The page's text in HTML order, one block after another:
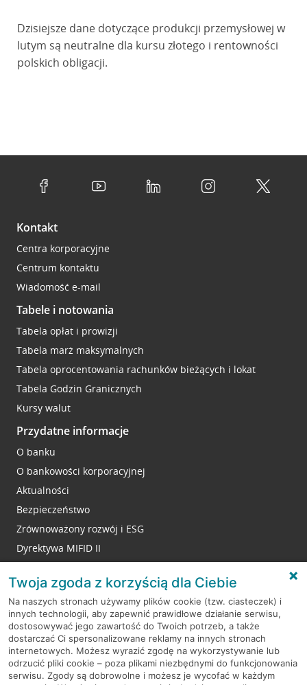
Dzisiejsze dane dotyczące produkcji przemysłowej w
lutym są neutralne dla kursu złotego i rentowności
polskich obligacji.
Kontakt
Centra korporacyjne
Centrum kontaktu
Wiadomość e-mail
Tabele i notowania
Tabela opłat i prowizji
Tabela marż maksymalnych
Tabela oprocentowania rachunków bieżących i lokat
Tabela Godzin Granicznych
Kursy walut
Przydatne informacje
O banku
O bankowości korporacyjnej
Aktualności
Bezpieczeństwo
Zrównoważony rozwój i ESG
Dyrektywa MIFID II
RODO
Regulamin serwisu
Mapa serwisu
Twoja zgoda z korzyścią dla Ciebie
Na naszych stronach używamy plików cookie (tzw. ciasteczek) i
innych technologii, aby zapewnić prawidłowe działanie serwisu,
dostosowywać jego zawartość do Twoich potrzeb, a także
dostarczać Ci spersonalizowane reklamy na innych stronach
internetowych. Możesz wyrazić zgodę na wykorzystywanie lub
odrzucić pliki cookie – poza plikami niezbędnymi do funkcjonowania
serwisu. Zgody są dobrowolne i możesz je wycofać w każdym